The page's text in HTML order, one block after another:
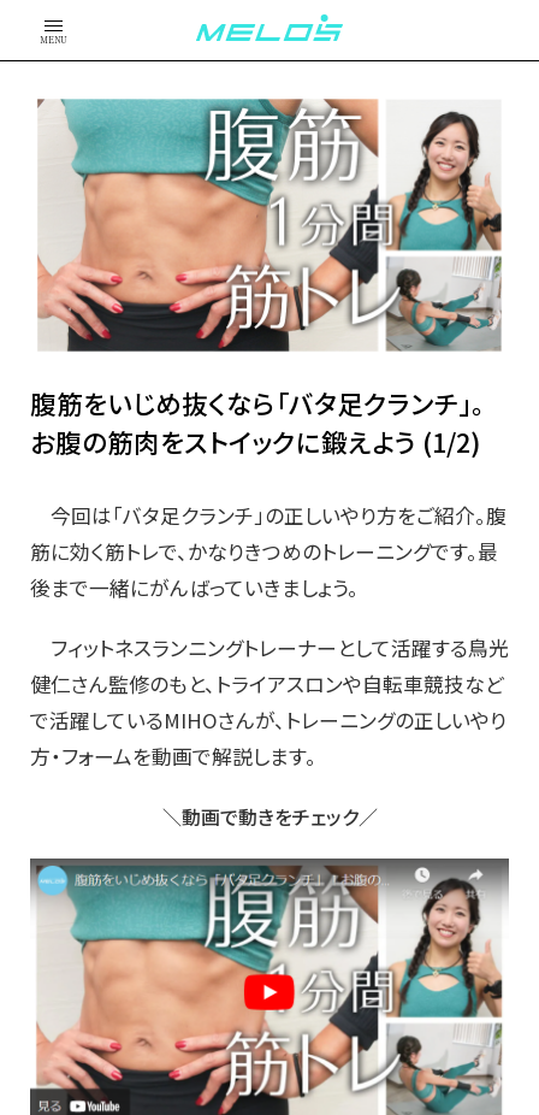
MENU
腹筋をいじめ抜くなら「バタ足クランチ」。
お腹の筋肉をストイックに鍛えよう (1/2)
今回は「バタ足クランチ」の正しいやり方をご紹介。腹
筋に効く筋トレで、かなりきつめのトレーニングです。最
後まで一緒にがんばっていきましょう。
フィットネスランニングトレーナーとして活躍する鳥光
健仁さん監修のもと、トライアスロンや自転車競技など
で活躍しているMIHOさんが、トレーニングの正しいやり
方・フォームを動画で解説します。
＼動画で動きをチェック／